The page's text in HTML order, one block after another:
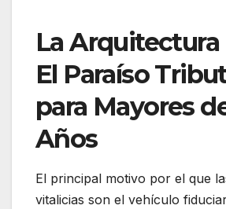
La Arquitectura
El Paraíso
para Mayores
Años
El principal motivo por el que
vitalicias son el vehículo